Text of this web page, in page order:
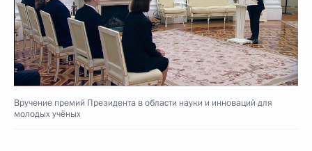
Вручение премий Президента в области науки и инноваций для
молодых учёных